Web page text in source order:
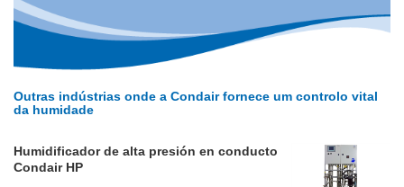
Outras indústrias onde a Condair fornece um controlo vital
da humidade
Humidificador de alta presión en conducto
Condair HP